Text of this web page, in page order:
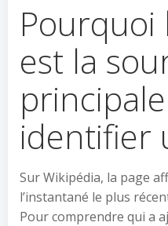
Pourquoi
est la
identifier
Sur Wikipédia, la page
l’instantané le plus
Pour comprendre qui a